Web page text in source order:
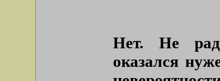
Нет. Не
оказался